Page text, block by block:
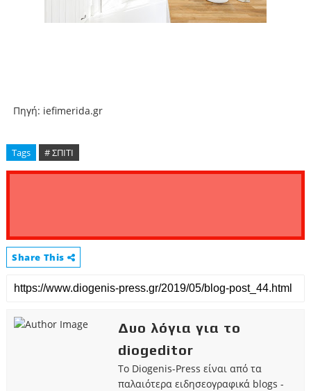
Πηγή: iefimerida.gr
Tags # ΣΠΙΤΙ
Share This
Δυο λόγια για το
diogeditor
Το Diogenis-Press είναι από τα
παλαιότερα ειδησεογραφικά blogs -